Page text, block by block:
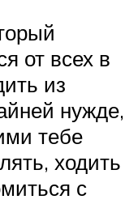
от всех в
из
нужде,
тебе
ходить
с